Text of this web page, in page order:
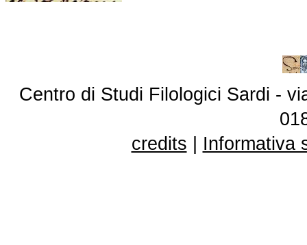
Centro di Studi Filologici Sardi -
credits
Informativa